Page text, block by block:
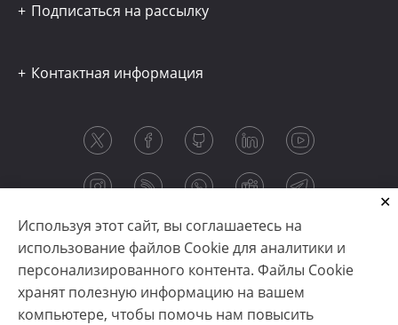
Используя этот сайт, вы соглашаетесь на
использование файлов Cookie для аналитики и
персонализированного контента. Файлы Cookie
хранят полезную информацию на вашем
компьютере, чтобы помочь нам повысить
Подписаться на рассылку
Контактная информация